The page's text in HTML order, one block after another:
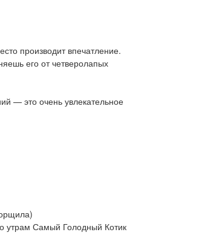
производит впечатление.
его от четверолапых
— это очень увлекательное
утрам Самый Голодный Котик